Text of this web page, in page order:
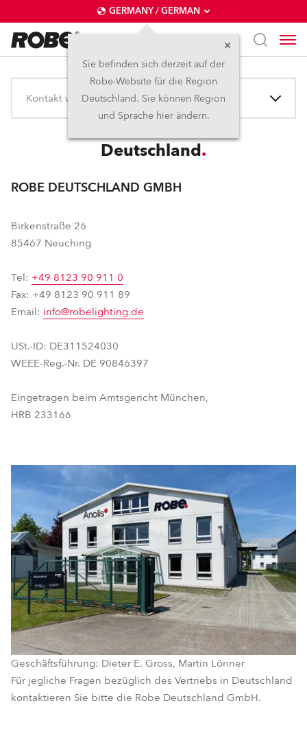
GERMANY / GERMAN
Sie befinden sich derzeit auf der
Robe-Website für die Region
Deutschland. Sie können Region
und Sprache hier ändern.
Kontakt wählen
Deutschland
ROBE DEUTSCHLAND GMBH
Birkenstraße 26
85467 Neuching
Tel: +49 8123 90 911 0
Fax: +49 8123 90 911 89
Email: info@robelighting.de
USt.-ID: DE311524030
WEEE-Reg.-Nr. DE 90846397
Eingetragen beim Amtsgericht München,
HRB 233166
Geschäftsführung: Dieter E. Gross, Martin Lönner
Für jegliche Fragen bezüglich des Vertriebs in Deutschland
kontaktieren Sie bitte die Robe Deutschland GmbH.